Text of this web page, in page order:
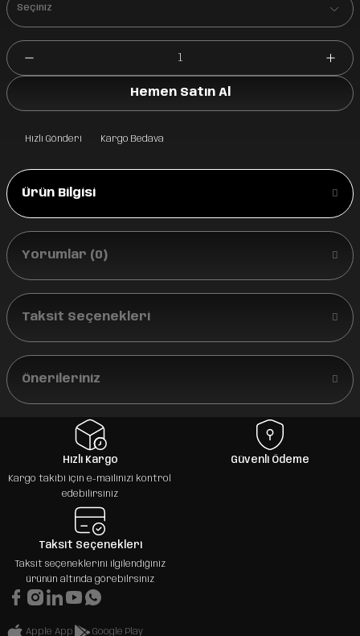
Hemen Satın Al
Hızlı Gönderi Kargo Bedava
Ürün Bilgisi
Yorumlar (0)
Taksit Seçenekleri
Önerileriniz
Hızlı Kargo
Kargo takibi için e-mailinizi kontrol
edebilirsiniz
Güvenli Ödeme
Taksit Seçenekleri
Taksit seçeneklerini ilgilendiğiniz
ürünün altında görebilrsiniz
Apple App Google Play